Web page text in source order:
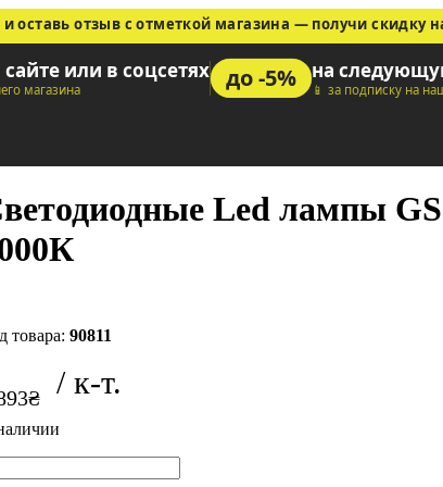
оставь отзыв с отметкой магазина — получи скидку
или в соцсетях
магазина до -5% на
📱 за подписку на
Led лампы
90811
₴